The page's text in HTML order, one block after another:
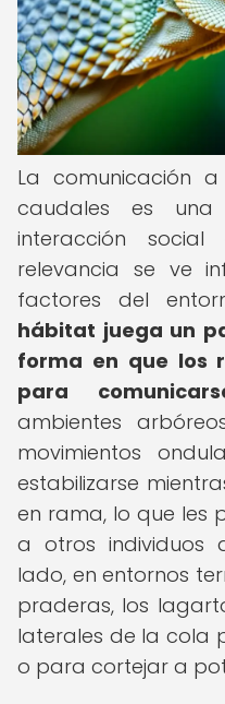
La comunicación
caudales es
interacción
relevancia se ve
factores del
hábitat juega un
forma en que los
para
ambientes
movimientos
estabilizarse
en rama, lo que les
a otros individuos
lado, en entornos
praderas, los
laterales de la cola
o para cortejar a